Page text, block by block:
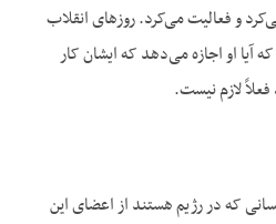
و فعالیت می‌کرد. روزهای انقلاب
او اجازه می‌دهد که ایشان کار
لازم نیست.
که در رژیم هستند از اعضای این